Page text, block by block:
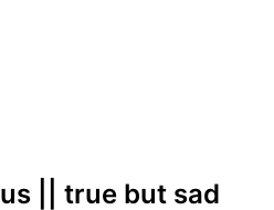
|| true but sad